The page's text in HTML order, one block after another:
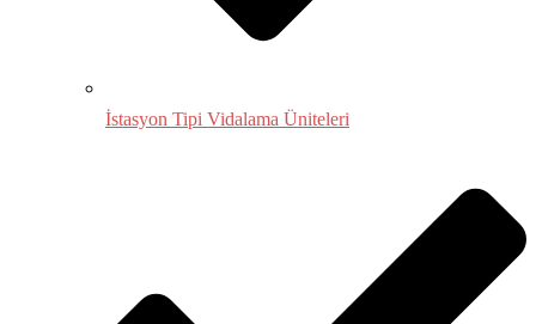
İstasyon Tipi Vidalama Üniteleri